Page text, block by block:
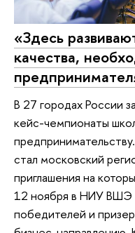
«Здесь
качества,
В 27 городах России
кейс-чемпионаты
стал московский
приглашения на
12 ноября в НИУ ВШЭ
победителей и